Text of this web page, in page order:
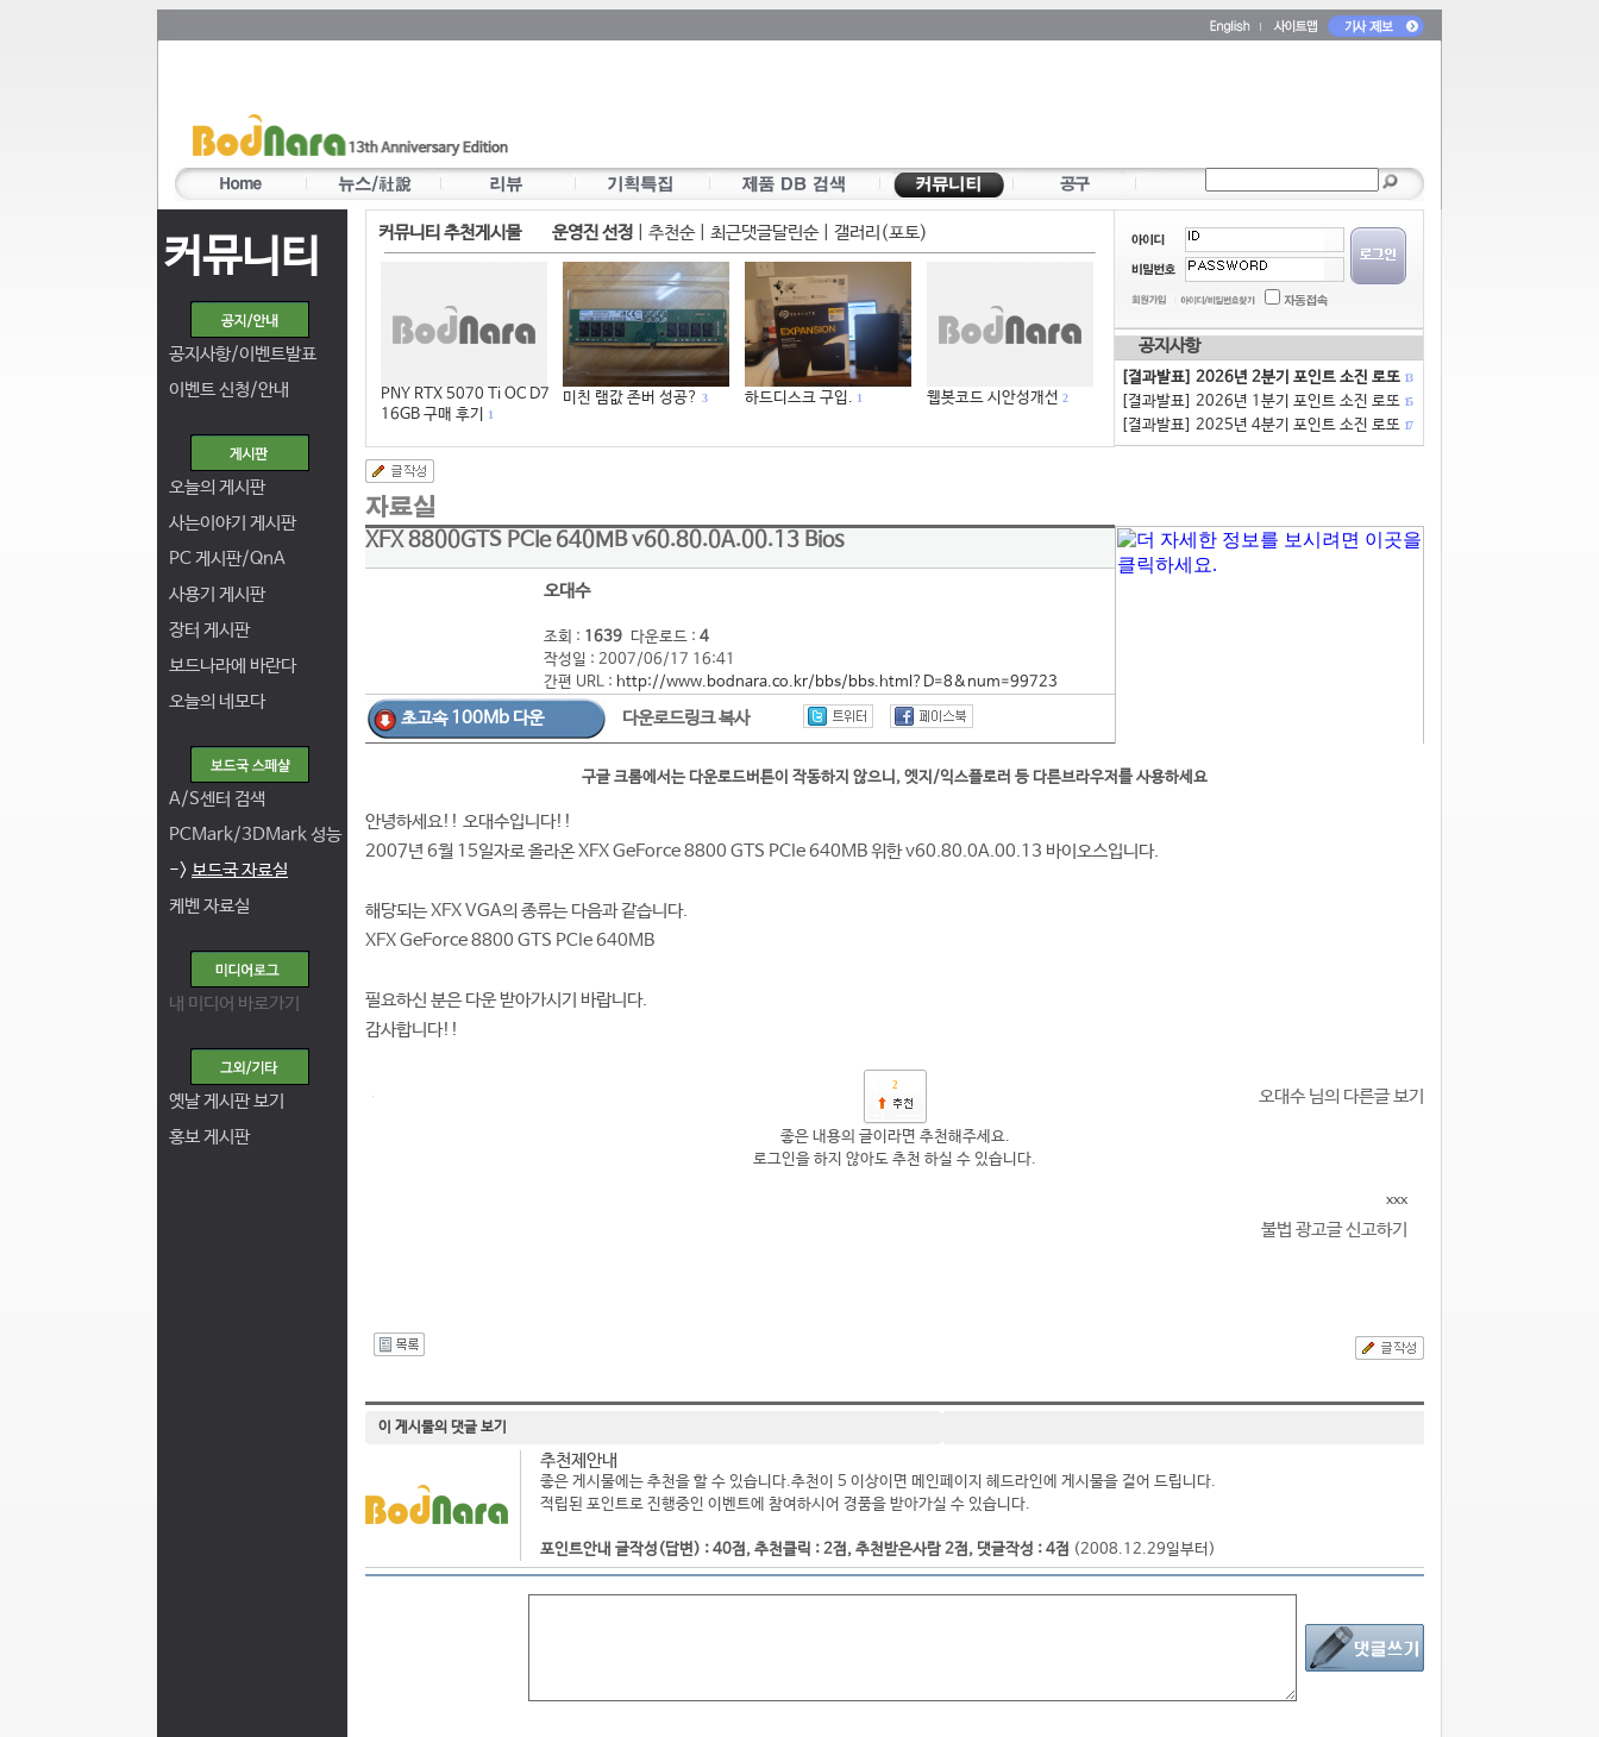
커뮤니티
공지사항/이벤트발표
이벤트 신청/안내
오늘의 게시판
사는이야기 게시판
PC 게시판/QnA
사용기 게시판
장터 게시판
보드나라에 바란다
오늘의 네모다
A/S센터 검색
PCMark/3DMark 성능
-> 보드국 자료실
케벤 자료실
내 미디어 바로가기
옛날 게시판 보기
홍보 게시판
커뮤니티 추천게시물 운영진 선정 추천순| 최근댓글달린순| 갤러리(포토)
PNY RTX 5070 Ti OC D7
16GB 구매 후기
1
미친 램값 존버 성공? 3 하드디스크 구입. 1 웹봇코드 시안성개선 2
공지사항
[결과발표] 2026년 2분기 포인트 소진 로또 13
[결과발표] 2026년 1분기 포인트 소진 로또 15
[결과발표] 2025년 4분기 포인트 소진 로또 17
XFX 8800GTS PCIe 640MB v60.80.0A.00.13 Bios
오대수
조회 : 1639 다운로드 : 4
작성일 : 2007/06/17 16:41
간편 URL : http://www.bodnara.co.kr/bbs/bbs.html?D=8&num=99723
초고속 100Mb 다운 다운로드링크 복사
구글 크롬에서는 다운로드버튼이 작동하지 않으니, 엣지/익스플로러 등 다른브라우저를 사용하세요
안녕하세요!! 오대수입니다!!
2007년 6월 15일자로 올라온 XFX GeForce 8800 GTS PCIe 640MB 위한 v60.80.0A.00.13 바이오스입니다.
해당되는 XFX VGA의 종류는 다음과 같습니다.
XFX GeForce 8800 GTS PCIe 640MB
필요하신 분은 다운 받아가시기 바랍니다.
감사합니다!!
2
오대수 님의 다른글 보기
좋은 내용의 글이라면 추천해주세요.
로그인을 하지 않아도 추천 하실 수 있습니다.
xxx
불법 광고글 신고하기
이 게시물의 댓글 보기
추천제안내
좋은 게시물에는 추천을 할 수 있습니다.추천이 5 이상이면 메인페이지 헤드라인에 게시물을 걸어 드립니다.
적립된 포인트로 진행중인 이벤트에 참여하시어 경품을 받아가실 수 있습니다.
포인트안내 글작성(답변) : 40점, 추천클릭 : 2점, 추천받은사람 2점, 댓글작성 : 4점 (2008.12.29일부터)